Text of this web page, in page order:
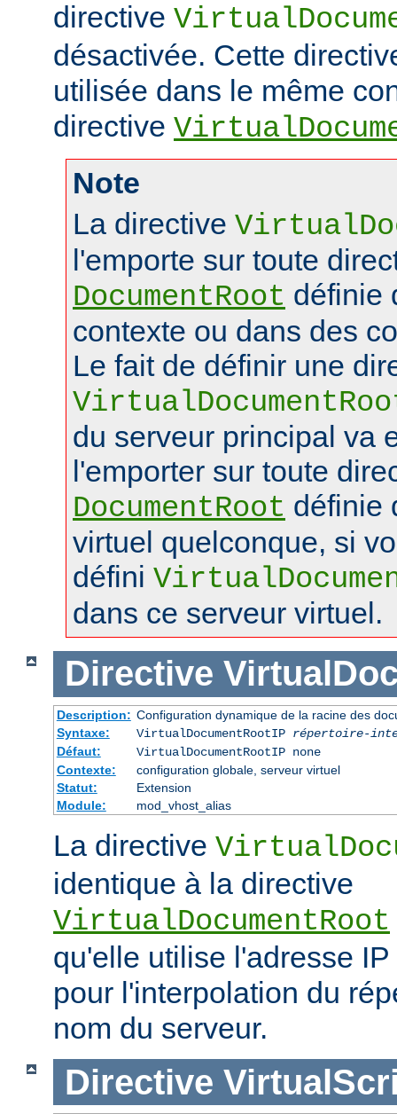
directive
désactivée. Cette
utilisée dans le même
directive
Note
La directive
l'emporte sur toute
DocumentRoot définie
contexte ou dans des
Le fait de définir une
du serveur principal va
l'emporter sur toute
DocumentRoot définie
virtuel quelconque, si
défini
dans ce serveur virtuel.
Directive
Description: Configuration dynamique de la racine des
Syntaxe:
VirtualDocumentRootIP répertoire-
Défaut:
VirtualDocumentRootIP none
Contexte:
configuration globale, serveur virtuel
Statut:
Extension
Module:
mod_vhost_alias
La directive
identique à la directive
VirtualDocumentRoot
qu'elle utilise l'adresse
pour l'interpolation du
nom du serveur.
Directive